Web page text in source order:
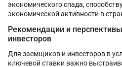
экономического спада,
экономической активности в
Рекомендации и
инвесторов
Для заемщиков и инвесторов в
ключевой ставки важно